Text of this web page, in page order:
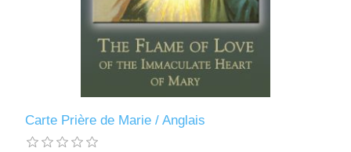
Carte Prière de Marie / Anglais